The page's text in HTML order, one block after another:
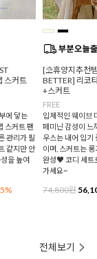
스커트
에 닿는
스커트 팬
관리가 필
같지만 안
을 높여
[⛱️휴양지추천
BETTER] 리코
+스커트
FREE
입체적인 웨이브
페미닌 감성이 느
우스는 내어 입기
이며, 스커트는
완성♥ 코디 세트
가세요~
74,800원
전체보기